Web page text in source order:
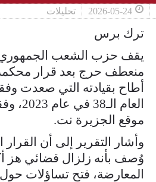
2026-05-24 تحليلات
ترك برس
يقف حزب الشعب الجمهوري
منعطف حرج بعد قرار محكمة
أطاح بقيادته التي صعدت
العام
موقع الجزيرة نت.
وأشار التقرير إلى أن
وُصف بأنه زلزال قضائي هز
المعارضة، فتح تساؤلات